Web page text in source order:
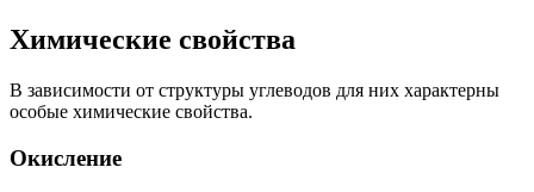
Химические свойства
В зависимости от структуры углеводов для них характерны
особые химические свойства.
Окисление